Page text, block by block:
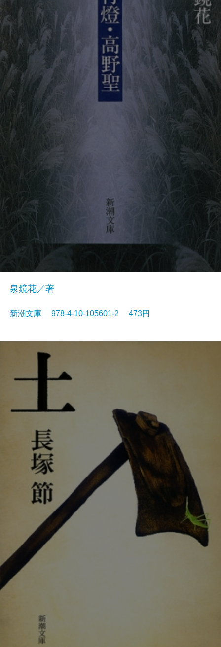
泉鏡花／著
新潮文庫 978-4-10-105601-2 473円